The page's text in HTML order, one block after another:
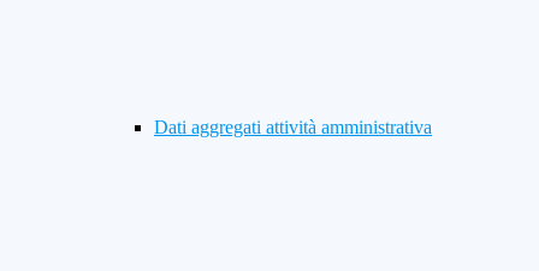
Dati aggregati attività amministrativa